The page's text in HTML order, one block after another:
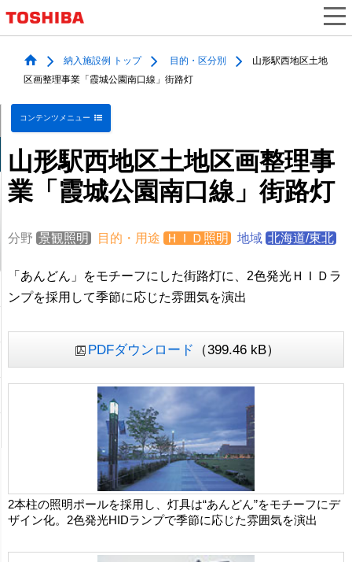
納入施設例 トップ 目的・区分別
山形駅西地区土地
区画整理事業「霞城公園南口線」街路灯
コンテンツメニュー
山形駅西地区土地区画整理事
業「霞城公園南口線」街路灯
分野 景観照明 目的・用途 ＨＩＤ照明 地域 北海道/東北
「あんどん」をモチーフにした街路灯に、2色発光ＨＩＤラ
ンプを採用して季節に応じた雰囲気を演出
PDFダウンロード （399.46 kB）
2本柱の照明ポールを採用し、灯具は“あんどん”をモチーフにデ
ザイン化。2色発光HIDランプで季節に応じた雰囲気を演出